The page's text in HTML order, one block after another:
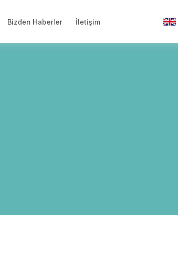
Bizden Haberler İletişim